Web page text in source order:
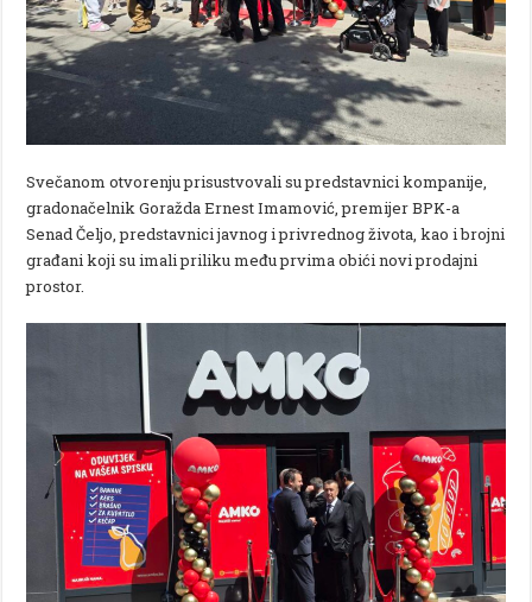
Svečanom otvorenju prisustvovali su predstavnici kompanije,
gradonačelnik Goražda Ernest Imamović, premijer BPK-a
Senad Čeljo, predstavnici javnog i privrednog života, kao i brojni
građani koji su imali priliku među prvima obići novi prodajni
prostor.